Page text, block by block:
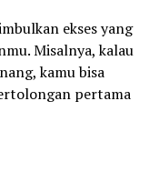
ekses yang
Misalnya, kalau
kamu bisa
pertama